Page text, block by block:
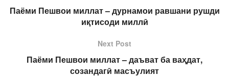
Паёми Пешвои миллат – дурнамои равшани рушди
иқтисоди миллӣ
Next Post
Паёми Пешвои миллат – даъват ба ваҳдат,
созандагӣ масъулият